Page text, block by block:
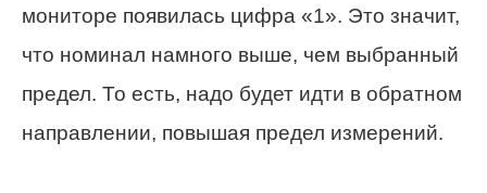
мониторе появилась цифра «1». Это значит,
что номинал намного выше, чем выбранный
предел. То есть, надо будет идти в обратном
направлении, повышая предел измерений.